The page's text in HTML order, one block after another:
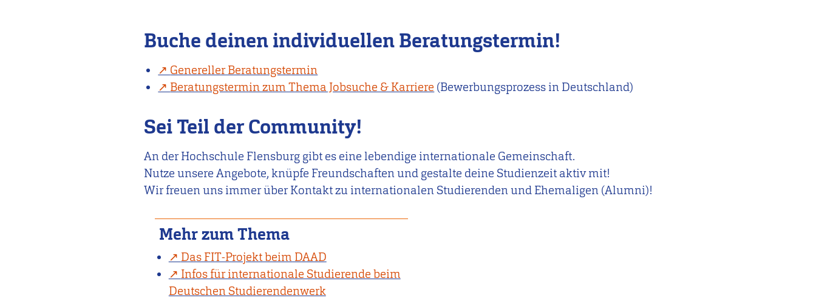
Buche deinen individuellen Beratungstermin!
Genereller Beratungstermin
Beratungstermin zum Thema Jobsuche & Karriere (Bewerbungsprozess in Deutschland)
Sei Teil der Community!
An der Hochschule Flensburg gibt es eine lebendige internationale Gemeinschaft.
Nutze unsere Angebote, knüpfe Freundschaften und gestalte deine Studienzeit aktiv mit!
Wir freuen uns immer über Kontakt zu internationalen Studierenden und Ehemaligen (Alumni)!
Mehr zum Thema
Das FIT-Projekt beim DAAD
Infos für internationale Studierende beim
Deutschen Studierendenwerk